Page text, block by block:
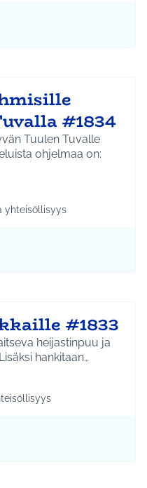
#1834
Tuulen Tuvalle
ohjelmaa on:
Koko Tuusulamukaan: Hyvinvointi ja
yhteisöllisyys
#1833
heijastinpuu ja
hankitaan…
Kellokoski
mukaan: Hyvinvointi ja